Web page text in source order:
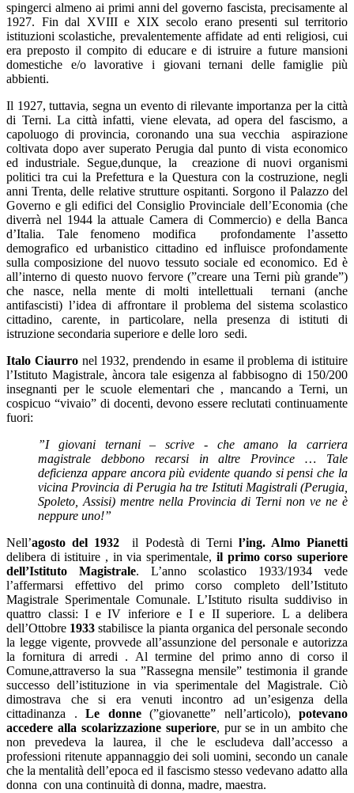
spingerci almeno ai primi anni del governo fascista, precisamente al
1927. Fin dal XVIII e XIX secolo erano presenti sul territorio
istituzioni scolastiche, prevalentemente affidate ad enti religiosi, cui
era preposto il compito di educare e di istruire a future mansioni
domestiche e/o lavorative i giovani ternani delle famiglie più
abbienti.
Il 1927, tuttavia, segna un evento di rilevante importanza per la città
di Terni. La città infatti, viene elevata, ad opera del fascismo, a
capoluogo di provincia, coronando una sua vecchia aspirazione
coltivata dopo aver superato Perugia dal punto di vista economico
ed industriale. Segue,dunque, la creazione di nuovi organismi
politici tra cui la Prefettura e la Questura con la costruzione, negli
anni Trenta, delle relative strutture ospitanti. Sorgono il Palazzo del
Governo e gli edifici del Consiglio Provinciale dell’Economia (che
diverrà nel 1944 la attuale Camera di Commercio) e della Banca
d’Italia. Tale fenomeno modifica profondamente l’assetto
demografico ed urbanistico cittadino ed influisce profondamente
sulla composizione del nuovo tessuto sociale ed economico. Ed è
all’interno di questo nuovo fervore (”creare una Terni più grande”)
che nasce, nella mente di molti intellettuali ternani (anche
antifascisti) l’idea di affrontare il problema del sistema scolastico
cittadino, carente, in particolare, nella presenza di istituti di
istruzione secondaria superiore e delle loro sedi.
Italo Ciaurronel 1932, prendendo in esame il problema di istituire
l’Istituto Magistrale, àncora tale esigenza al fabbisogno di 150/200
insegnanti per le scuole elementari che , mancando a Terni, un
cospicuo “vivaio” di docenti,devonoessere reclutati continuamente
fuori:
”I giovani ternani – scrive - che amano la carriera
magistrale debbono recarsi in altre Province … Tale
deficienza appare ancora più evidente quando si pensi che la
vicina Provincia di Perugia ha tre Istituti Magistrali (Perugia,
Spoleto, Assisi) mentre nella Provincia di Terni non ve ne è
neppure uno!”
Nell’agosto del 1932 il Podestà di Terni l’ing. Almo Pianetti
delibera di istituire , in via sperimentale, il primo corso superiore
dell’Istituto Magistrale. L’anno scolastico 1933/1934 vede
l’affermarsi effettivo del primo corso completo dell’Istituto
Magistrale Sperimentale Comunale. L’Istituto risulta suddiviso in
quattro classi: I e IV inferiore e I e II superiore. L a delibera
dell’Ottobre 1933stabilisce la pianta organica del personale secondo
la legge vigente, provvede all’assunzione del personale e autorizza
la fornitura di arredi . Al termine del primo anno di corso il
Comune,attraverso la sua ”Rassegna mensile” testimonia il grande
successo dell’istituzione in via sperimentale del Magistrale. Ciò
dimostrava che si era venuti incontro ad un’esigenza della
cittadinanza . Le donne (”giovanette” nell’articolo), potevano
accedere alla scolarizzazione superiore, pur se in un ambito che
non prevedeva la laurea, il che le escludeva dall’accesso a
professioni ritenute appannaggio dei soli uomini, secondo un canale
che la mentalità dell’epoca ed il fascismo stesso vedevano adatto alla
donna con una continuità di donna, madre, maestra.